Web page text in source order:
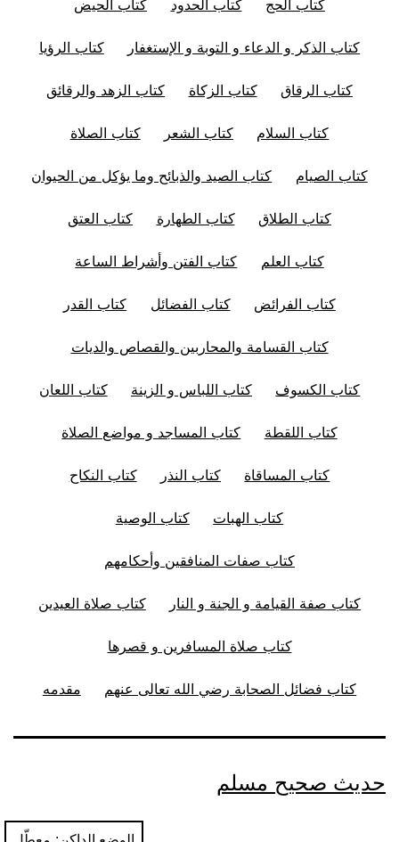
كتاب الحج كتاب الحدود كتاب الحيض
كتاب الذكر و الدعاء و التوبة و الإستغفار كتاب الرؤيا
كتاب الرقاق كتاب الزكاة كتاب الزهد والرقائق
كتاب السلام كتاب الشعر كتاب الصلاة
كتاب الصيام كتاب الصيد والذبائح وما يؤكل من الحيوان
كتاب الطلاق كتاب الطهارة كتاب العتق
كتاب العلم كتاب الفتن وأشراط الساعة
كتاب الفرائض كتاب الفضائل كتاب القدر
كتاب القسامة والمحاربين والقصاص والديات
كتاب الكسوف كتاب اللباس و الزينة كتاب اللعان
كتاب اللقطة كتاب المساجد و مواضع الصلاة
كتاب المساقاة كتاب النذر كتاب النكاح
كتاب الهبات كتاب الوصية
كتاب صفات المنافقين وأحكامهم
كتاب صفة القيامة و الجنة و النار كتاب صلاة العيدين
كتاب صلاة المسافرين و قصرها
كتاب فضائل الصحابة رضي الله تعالى عنهم مقدمه
حديث صحيح مسلم